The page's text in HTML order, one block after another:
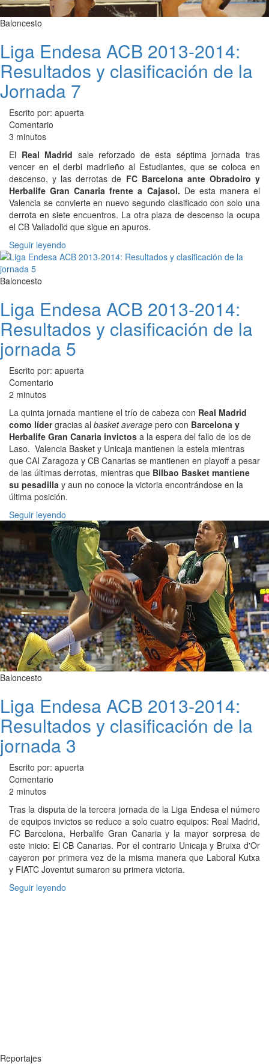
Baloncesto
Liga Endesa ACB 2013-2014:
Resultados y clasificación de la
Jornada 7
Escrito por: apuerta
Comentario
3 minutos
El Real Madrid sale reforzado de esta séptima jornada tras
vencer en el derbi madrileño al Estudiantes, que se coloca en
descenso, y las derrotas de FC Barcelona ante Obradoiro y
Herbalife Gran Canaria frente a Cajasol. De esta manera el
Valencia se convierte en nuevo segundo clasificado con solo una
derrota en siete encuentros. La otra plaza de descenso la ocupa
el CB Valladolid que sigue en apuros.
Seguir leyendo
Baloncesto
Liga Endesa ACB 2013-2014:
Resultados y clasificación de la
jornada 5
Escrito por: apuerta
Comentario
2 minutos
La quinta jornada mantiene el trío de cabeza con Real Madrid
como lídergracias al basket average pero con Barcelona y
Herbalife Gran Canaria invictos a la espera del fallo de los de
Laso. Valencia Basket y Unicaja mantienen la estela mientras
que CAI Zaragoza y CB Canarias se mantienen en playoff a pesar
de las últimas derrotas, mientras que Bilbao Basket mantiene
su pesadilla y aun no conoce la victoria encontrándose en la
última posición.
Seguir leyendo
Baloncesto
Liga Endesa ACB 2013-2014:
Resultados y clasificación de la
jornada 3
Escrito por: apuerta
Comentario
2 minutos
Tras la disputa de la tercera jornada de la Liga Endesa el número
de equipos invictos se reduce a solo cuatro equipos: Real Madrid,
FC Barcelona, Herbalife Gran Canaria y la mayor sorpresa de
este inicio: El CB Canarias. Por el contrario Unicaja y Bruixa d'Or
cayeron por primera vez de la misma manera que Laboral Kutxa
y FIATC Joventut sumaron su primera victoria.
Seguir leyendo
Reportajes